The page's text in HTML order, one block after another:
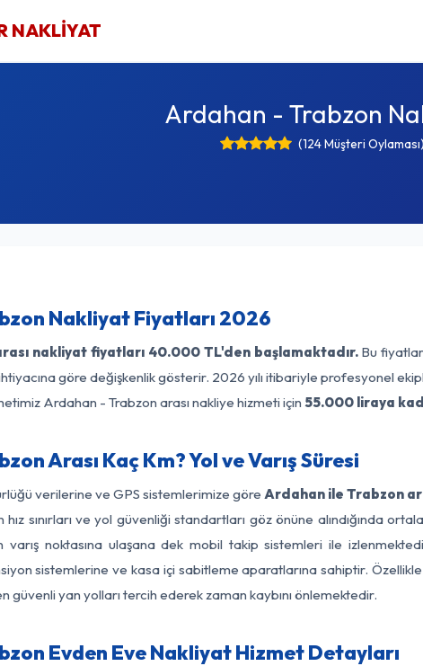
NAKLİYAT
Ardahan - Trabzon
(124 Müşteri Oylaması)
Nakliyat Fiyatları 2026
nakliyat fiyatları 40.000 TL'den başlamaktadır.Bu fiyatlar
göre değişkenlik gösterir. 2026 yılı itibariyle profesyonel
Ardahan - Trabzon arası nakliye hizmeti için 55.000 liraya
Arası Kaç Km? Yol ve Varış Süresi
verilerine ve GPS sistemlerimize göre Ardahan ile Trabzon
hız sınırları ve yol güvenliği standartları göz önüne alındığında
varış noktasına ulaşana dek mobil takip sistemleri ile
sistemlerine ve kasa içi sabitleme aparatlarına sahiptir.
güvenli yan yolları tercih ederek zaman kaybını önlemektedir.
Evden Eve Nakliyat Hizmet Detayları